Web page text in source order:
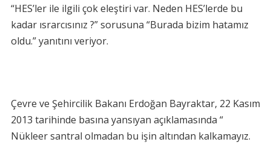
“HES’ler ile ilgili çok eleştiri var. Neden HES’lerde bu
kadar ısrarcısınız ?” sorusuna “Burada bizim hatamız
oldu.” yanıtını veriyor.
Çevre ve Şehircilik Bakanı Erdoğan Bayraktar, 22 Kasım
2013 tarihinde basına yansıyan açıklamasında “
Nükleer santral olmadan bu işin altından kalkamayız.